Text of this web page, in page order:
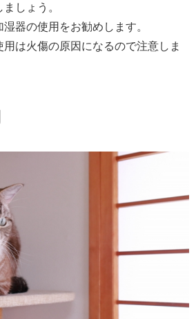
しょう。
器の使用をお勧めします。
は火傷の原因になるので注意しま